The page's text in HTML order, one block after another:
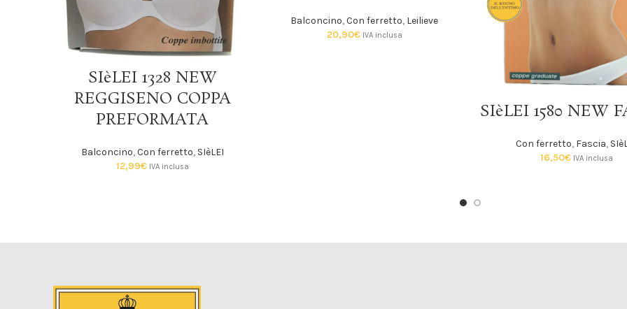
SIèLEI 1328 NEW
REGGISENO COPPA
PREFORMATA
Balconcino,Con ferretto, SIèLEI
12,99€ IVA inclusa
Balconcino,Con ferretto, Leilieve
20,90€ IVA inclusa
SIèLEI 1580 NEW
Con ferretto, Fascia,
16,50€ IVA inclusa